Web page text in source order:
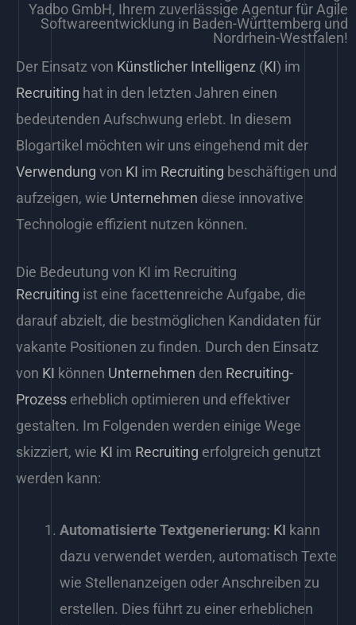
Yadbo GmbH, Ihrem zuverlässige Agentur für Agile
Softwareentwicklung in Baden-Württemberg und
Nordrhein-Westfalen!
Der Einsatz von Künstlicher Intelligenz (KI) im
Recruiting hat in den letzten Jahren einen
bedeutenden Aufschwung erlebt. In diesem
Blogartikel möchten wir uns eingehend mit der
Verwendung von KI im Recruiting beschäftigen und
aufzeigen, wie Unternehmen diese innovative
Technologie effizient nutzen können.
Die Bedeutung von KI im Recruiting
Recruiting ist eine facettenreiche Aufgabe, die
darauf abzielt, die bestmöglichen Kandidaten für
vakante Positionen zu finden. Durch den Einsatz
von KI können Unternehmen den Recruiting-
Prozess erheblich optimieren und effektiver
gestalten. Im Folgenden werden einige Wege
skizziert, wie KI im Recruiting erfolgreich genutzt
werden kann:
Automatisierte Textgenerierung: KI kann
dazu verwendet werden, automatisch Texte
wie Stellenanzeigen oder Anschreiben zu
erstellen. Dies führt zu einer erheblichen